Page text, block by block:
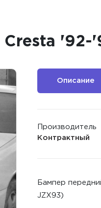
Cresta
Описание
Производитель
Контрактный
Бампер
JZX93)